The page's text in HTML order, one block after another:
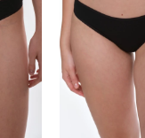
SELECCIONAR